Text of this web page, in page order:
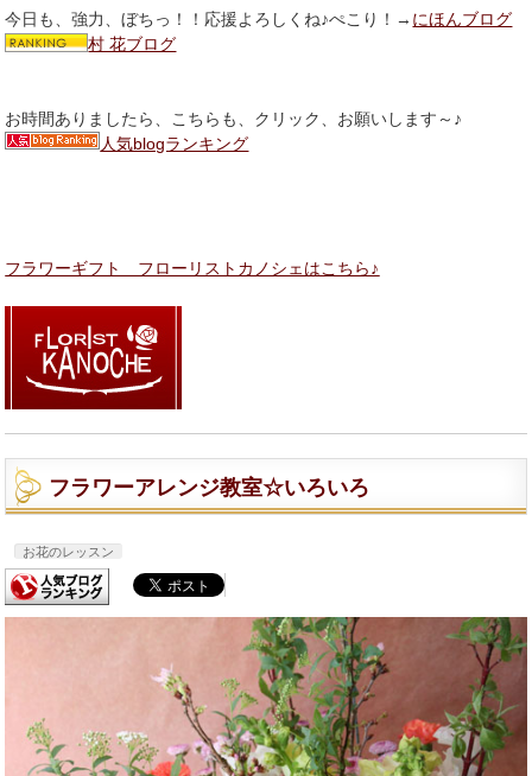
今日も、強力、ぼちっ！！応援よろしくね♪ぺこり！→ にほんブログ
村 花ブログ
お時間ありましたら、こちらも、クリック、お願いします～♪
人気blogランキング
フラワーギフト フローリストカノシェはこちら♪
フラワーアレンジ教室☆いろいろ
お花のレッスン